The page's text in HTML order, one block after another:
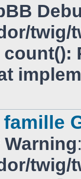
count():
Warning